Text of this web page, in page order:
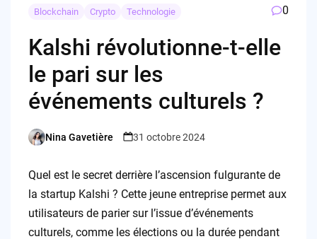
Blockchain Crypto Technologie 0
Kalshi révolutionne-t-elle
le pari sur les
événements culturels ?
Posted
Nina Gavetière 31 octobre 2024
Quel est le secret derrière l’ascension fulgurante de
la startup Kalshi ? Cette jeune entreprise permet aux
utilisateurs de parier sur l’issue d’événements
culturels, comme les élections ou la durée pendant